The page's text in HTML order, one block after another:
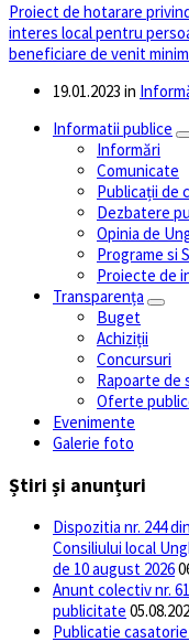
Proiect de hotarare
interes local pentru
beneficiare de venit
19.01.2023 in
Informatii publice
Informări
Comunicate
Publicații de
Dezbatere
Opinia de
Programe si
Proiecte de
Transparența
Buget
Achiziții
Concursuri
Rapoarte de
Oferte
Evenimente
Galerie foto
Știri și anunțuri
Dispozitia nr. 244
Consiliului local
de 10 august 2026
Anunt colectiv nr.
publicitate
Publicatie casatorie